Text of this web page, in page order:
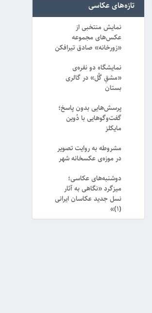
تازه‌های عکاسی
نمایش منتخبی از
عکس‌های مجموعه
«زورخانه» صادق تیرافکن
نمایشگاه دو نفره‌ی
«مشقِ گُل» در گالری
بستان
پرسش‌هایی بدون پاسخ؛
گفت‌وگوهایی با دُوین
مایکلز
مشروطه به روایت تصویر
در موزه‌ی عکسخانه شهر
دوشنبه‌های عکاسی؛
میزگرد «نگاهی به آثار
نسل جدید عکاسان ایرانی
(۱)»